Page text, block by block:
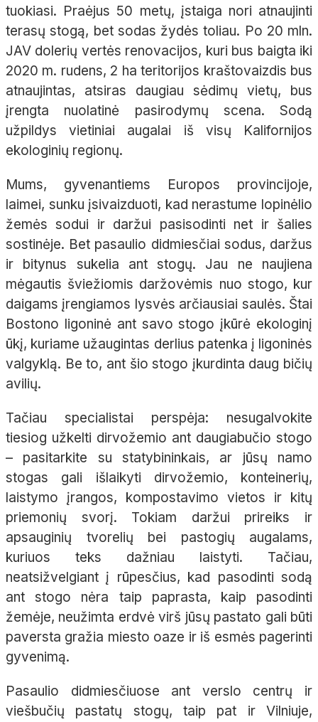
tuokiasi. Praėjus 50 metų, įstaiga nori atnaujinti
terasų stogą, bet sodas žydės toliau. Po 20 mln.
JAV dolerių vertės renovacijos, kuri bus baigta iki
2020 m. rudens, 2 ha teritorijos kraštovaizdis bus
atnaujintas, atsiras daugiau sėdimų vietų, bus
įrengta nuolatinė pasirodymų scena. Sodą
užpildys vietiniai augalai iš visų Kalifornijos
ekologinių regionų.
Mums, gyvenantiems Europos provincijoje,
laimei, sunku įsivaizduoti, kad nerastume lopinėlio
žemės sodui ir daržui pasisodinti net ir šalies
sostinėje. Bet pasaulio didmiesčiai sodus, daržus
ir bitynus sukelia ant stogų. Jau ne naujiena
mėgautis šviežiomis daržovėmis nuo stogo, kur
daigams įrengiamos lysvės arčiausiai saulės. Štai
Bostono ligoninė ant savo stogo įkūrė ekologinį
ūkį, kuriame užaugintas derlius patenka į ligoninės
valgyklą. Be to, ant šio stogo įkurdinta daug bičių
avilių.
Tačiau specialistai perspėja: nesugalvokite
tiesiog užkelti dirvožemio ant daugiabučio stogo
– pasitarkite su statybininkais, ar jūsų namo
stogas gali išlaikyti dirvožemio, konteinerių,
laistymo įrangos, kompostavimo vietos ir kitų
priemonių svorį. Tokiam daržui prireiks ir
apsauginių tvorelių bei pastogių augalams,
kuriuos teks dažniau laistyti. Tačiau,
neatsižvelgiant į rūpesčius, kad pasodinti sodą
ant stogo nėra taip paprasta, kaip pasodinti
žemėje, neužimta erdvė virš jūsų pastato gali būti
paversta gražia miesto oaze ir iš esmės pagerinti
gyvenimą.
Pasaulio didmiesčiuose ant verslo centrų ir
viešbučių pastatų stogų, taip pat ir Vilniuje,